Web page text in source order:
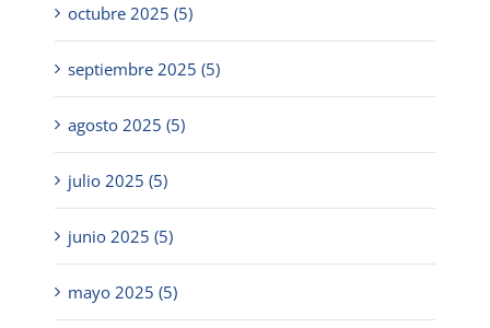
octubre 2025 (5)
septiembre 2025 (5)
agosto 2025 (5)
julio 2025 (5)
junio 2025 (5)
mayo 2025 (5)